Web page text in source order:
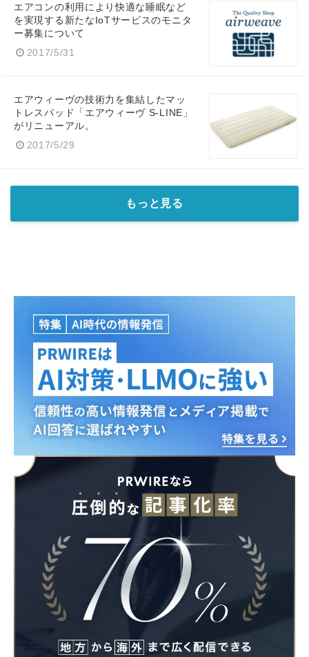
エアコンの利用により快適な睡眠など
を実現する新たなIoTサービスのモニタ
ー募集について
2017/5/31
エアウィーヴの技術力を集結したマッ
トレスパッド「エアウィーヴ S‐LINE」
がリニューアル。
2017/5/29
もっと見る